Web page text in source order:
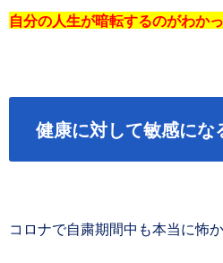
自分の人生が暗転するのがわか
健康に対して敏感にな
コロナで自粛期間中も本当に怖か